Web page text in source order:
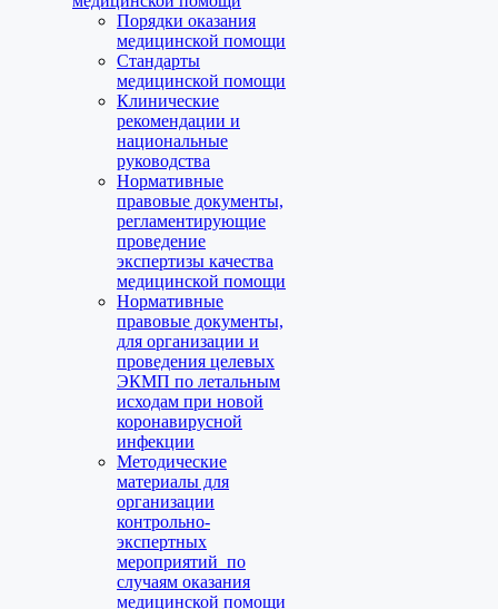
Порядки оказания
медицинской помощи
Стандарты
медицинской помощи
Клинические
рекомендации и
национальные
руководства
Нормативные
правовые документы,
регламентирующие
проведение
экспертизы качества
медицинской помощи
Нормативные
правовые документы,
для организации и
проведения целевых
ЭКМП по летальным
исходам при новой
коронавирусной
инфекции
Методические
материалы для
организации
контрольно-
экспертных
мероприятий по
случаям оказания
медицинской помощи